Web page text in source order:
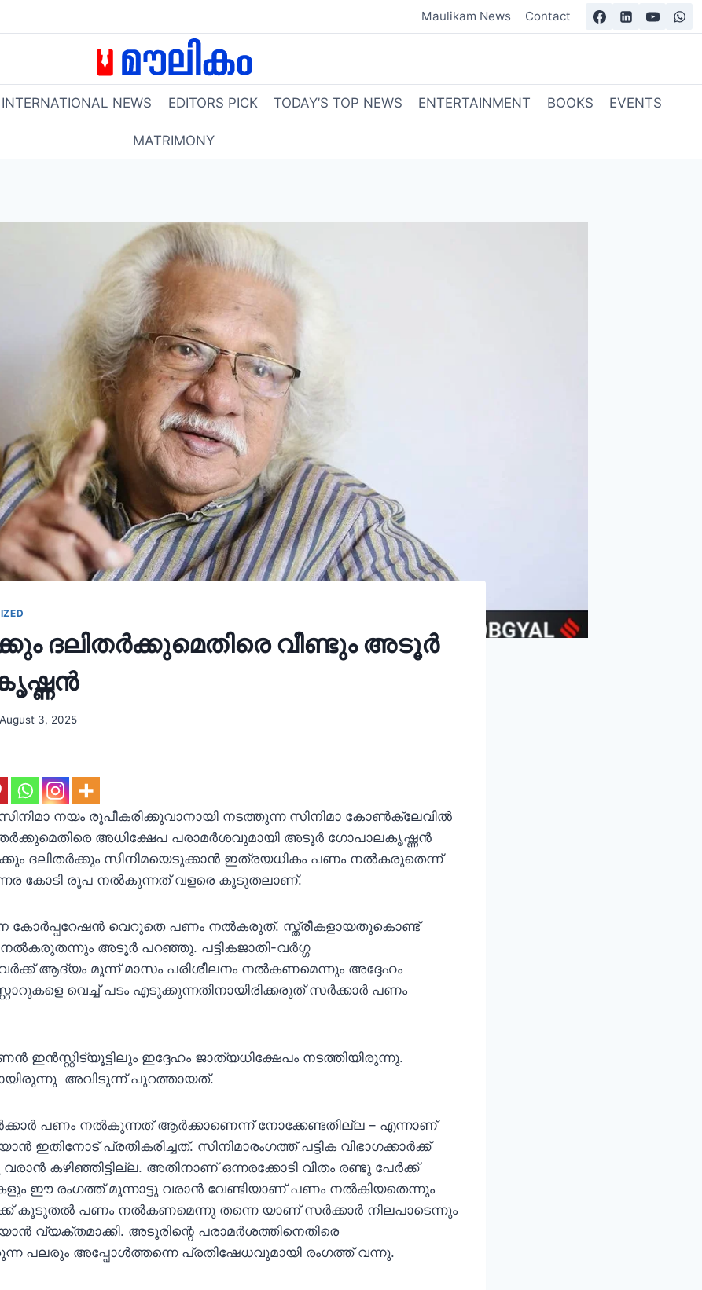
Maulikam News Contact
INTERNATIONAL NEWS EDITORS PICK TODAY’S TOP NEWS ENTERTAINMENT BOOKS EVENTS
MATRIMONY
ദലിതർക്കുമെതിരെ വീണ്ടും അടൂർ
August 3, 2025
നയം രൂപീകരിക്കുവാനായി നടത്തുന്ന സിനിമാ കോൺക്ലേവിൽ
അധിക്ഷേപ പരാമർശവുമായി അടൂർ ഗോപാലകൃഷ്ണൻ
ദലിതർക്കും സിനിമയെടുക്കാൻ ഇത്രയധികം പണം നൽകരുതെന്ന്
കോടി രൂപ നൽകുന്നത് വളരെ കൂടുതലാണ്.
കോർപ്പറേഷൻ വെറുതെ പണം നൽകരുത്. സ്ത്രീകളായതുകൊണ്ട്
അടൂർ പറഞ്ഞു. പട്ടികജാതി-വർഗ്ഗ
ആദ്യം മൂന്ന് മാസം പരിശീലനം നൽകണമെന്നും അദ്ദേഹം
വെച്ച് പടം എടുക്കുന്നതിനായിരിക്കരുത് സർക്കാർ പണം
ഇൻസ്റ്റിട്യൂട്ടിലും ഇദ്ദേഹം ജാത്യധിക്ഷേപം നടത്തിയിരുന്നു.
അവിടുന്ന് പുറത്തായത്.
പണം നൽകുന്നത് ആർക്കാണെന്ന് നോക്കേണ്ടതില്ല – എന്നാണ്
ഇതിനോട് പ്രതികരിച്ചത്. സിനിമാരംഗത്ത് പട്ടിക വിഭാഗക്കാർക്ക്
കഴിഞ്ഞിട്ടില്ല. അതിനാണ് ഒന്നരക്കോടി വീതം രണ്ടു പേർക്ക്
ഈ രംഗത്ത് മൂന്നാട്ടു വരാൻ വേണ്ടിയാണ് പണം നൽകിയതെന്നും
കൂടുതൽ പണം നൽകണമെന്നു തന്നെ യാണ് സർക്കാർ നിലപാടെന്നും
വ്യക്തമാക്കി. അടൂരിന്റെ പരാമർശത്തിനെതിരെ
പലരും അപ്പോൾത്തന്നെ പ്രതിഷേധവുമായി രംഗത്ത് വന്നു.